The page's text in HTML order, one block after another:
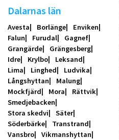
Dalarnas län
Avesta Borlänge
Enviken
Falun
Furudal
Gagnef
Grangärde
Grängesberg
Idre
Krylbo
Leksand
Lima
Linghed
Ludvika
Långshyttan
Malung
Mockfjärd
Mora
Rättvik
Smedjebacken
Stora skedvi
Säter
Söderbärke
Transtrand
Vansbro
Vikmanshyttan